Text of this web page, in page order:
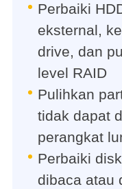
Perbaiki
eksternal,
drive, dan
level RAID
Pulihkan
tidak dapat
perangkat
Perbaiki
dibaca atau